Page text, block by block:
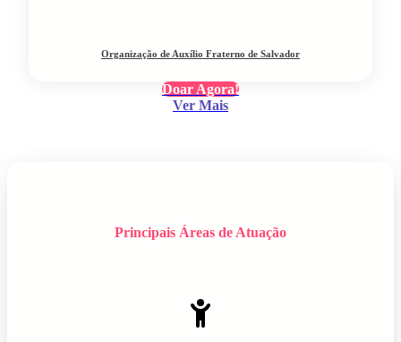
Organização de Auxílio Fraterno de Salvador
Doar Agora!
Ver Mais
Principais Áreas de Atuação